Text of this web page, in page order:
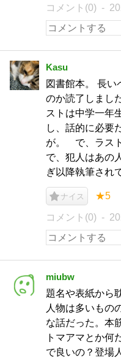
コメント(0)
Kasu
図書館本。 長い
のか読了しまし
ストは中学一年
し、話的に必要
が。 で、ラス
で、犯人はあの
ぎ以降執筆され
ナイス ★5
コメント(0)
miubw
題名や表紙から
人物は多いもの
な話だった。本
トマアマとか何
で良いの？登場